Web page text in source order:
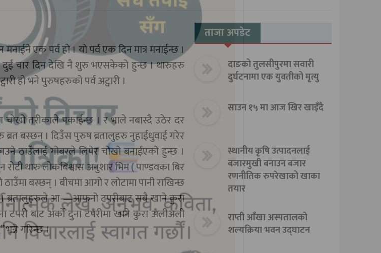
एक पर्व हो । यो पर्व एक दिन मात्र मनाईन्छ ।
दुई चार दिन देखि नै शुरु भएसकेको हुन्छ । थारुहरु
हो भने पुरुषहरुको पर्व अट्वारी ।
चोखो तरीकाले पकाईन्छ । र भाले नबास्दै उठेर दर
बस्छन् । दिउँस पुरुष ब्रतालुहरु नुहाईधुवाई गरेर
ठाउँलाई गोबरले लिपेर चोखो बनाईएको हुन्छ ।
थारु लोकबिश्वास अनुशार भिम ( पाण्डवका बिर
बस्छन् । बीचमा आगो र लोटामा पानी राखिन्छ
। ब्रतालुहरुले आ —आफनो टपरीबाट सबै खाने कुरा
बाट अर्को दुना टपरीमा खाने कुरा अलीअली
गरिन्छ ।
ताजा अपडेट
दाङको तुलसीपुरमा सवारी
दुर्घटनामा एक युवतीको मृत्यु
साउन १५ मा आज खिर खाइँदै
स्थानीय कृषि उत्पादनलाई
बजारमुखी बनाउन बजार
रणनीतिक रुपरेखाको खाका
तयार
राप्ती आँखा अस्पतालको
शल्यक्रिया भवन उद्घाटन